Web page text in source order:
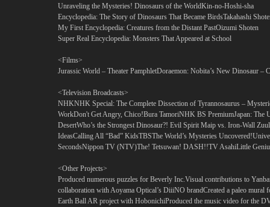
Unraveling the Mysteries! Dinosaurs of the WorldKin-no-Hoshi-sha
Encyclopedia: The Story of Dinosaurs That Became BirdsTakahashi
My First Encyclopedia: Creatures from the Distant PastOizumi Shoten
Super Real Encyclopedia: Monsters That Appeared at School
<Films>
Jurassic World – Theater PamphletDoraemon: Nobita’s New Dinosaur –
<Television Broadcasts>
NHKNHK Special: The Complete Dissection of Tyrannosaurus –
WorkDon't Get Angry, Chico!Bura TamoriNHK BS PremiumJapan:
DesertWho’s the Strongest Dinosaur?! Evil Spirit Maip vs. Iron-Wall
IdeasCalling All “Bad” KidsTBSThe World’s Mysteries
SecondsNippon TV (NTV)The! Tetsuwan! DASH!!TV AsahiLittle
<Other Projects>
Produced numerous puzzles for Beverly Inc.Visual contributions to
collaboration with Aoyama Optical’s DiiiNO brandCreated a paleo
Earth Ball AR project with HobonichiProduced the music video for the